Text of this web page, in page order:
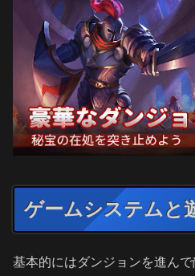
ゲームシステムと
基本的にはダンジョンを進ん